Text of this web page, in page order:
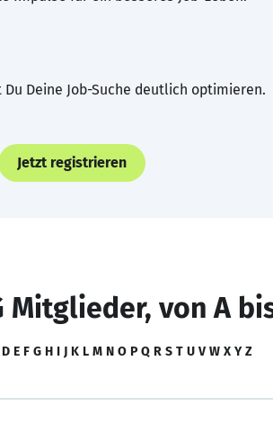
Deine Job-Suche deutlich optimieren.
Jetzt registrieren
Mitglieder, von A
D E F G H I J K L M N O P Q R S T U V W X Y Z